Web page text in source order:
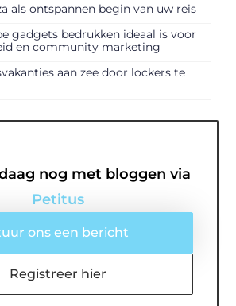
als ontspannen begin van uw reis
gadgets bedrukken ideaal is voor
en community marketing
aan zee door lockers te
nog met bloggen via
Petitus
ons een bericht
Registreer hier